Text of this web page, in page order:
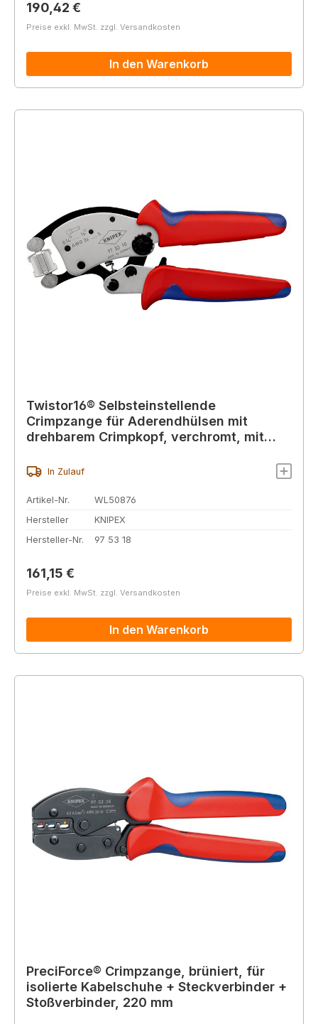
Regulärer Preis:
190,42 €
Preise exkl. MwSt. zzgl. Versandkosten
In den Warenkorb
Twistor16® Selbsteinstellende
Crimpzange für Aderendhülsen mit
drehbarem Crimpkopf, verchromt, mit
In Zulauf
Artikel-Nr.
WL50876
Hersteller
KNIPEX
Hersteller-Nr.
97 53 18
Regulärer Preis:
161,15 €
Preise exkl. MwSt. zzgl. Versandkosten
In den Warenkorb
PreciForce® Crimpzange, brüniert, für
isolierte Kabelschuhe + Steckverbinder +
Stoßverbinder, 220 mm